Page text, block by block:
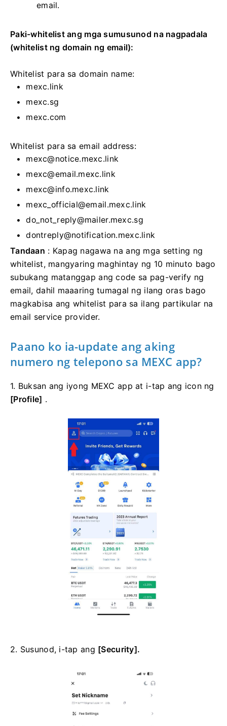
email.
Paki-whitelist ang mga sumusunod na nagpadala
(whitelist ng domain ng email):
Whitelist para sa domain name:
mexc.link
mexc.sg
mexc.com
Whitelist para sa email address:
mexc@notice.mexc.link
mexc@email.mexc.link
mexc@info.mexc.link
mexc_official@email.mexc.link
do_not_reply@mailer.mexc.sg
dontreply@notification.mexc.link
Tandaan : Kapag nagawa na ang mga setting ng
whitelist, mangyaring maghintay ng 10 minuto bago
subukang matanggap ang code sa pag-verify ng
email, dahil maaaring tumagal ng ilang oras bago
magkabisa ang whitelist para sa ilang partikular na
email service provider.
Paano ko ia-update ang aking
numero ng telepono sa MEXC app?
1. Buksan ang iyong MEXC app at i-tap ang icon ng
[Profile] .
2. Susunod, i-tap ang [Security].